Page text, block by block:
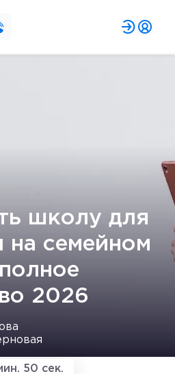
школу для
на семейном
2026
50 сек.